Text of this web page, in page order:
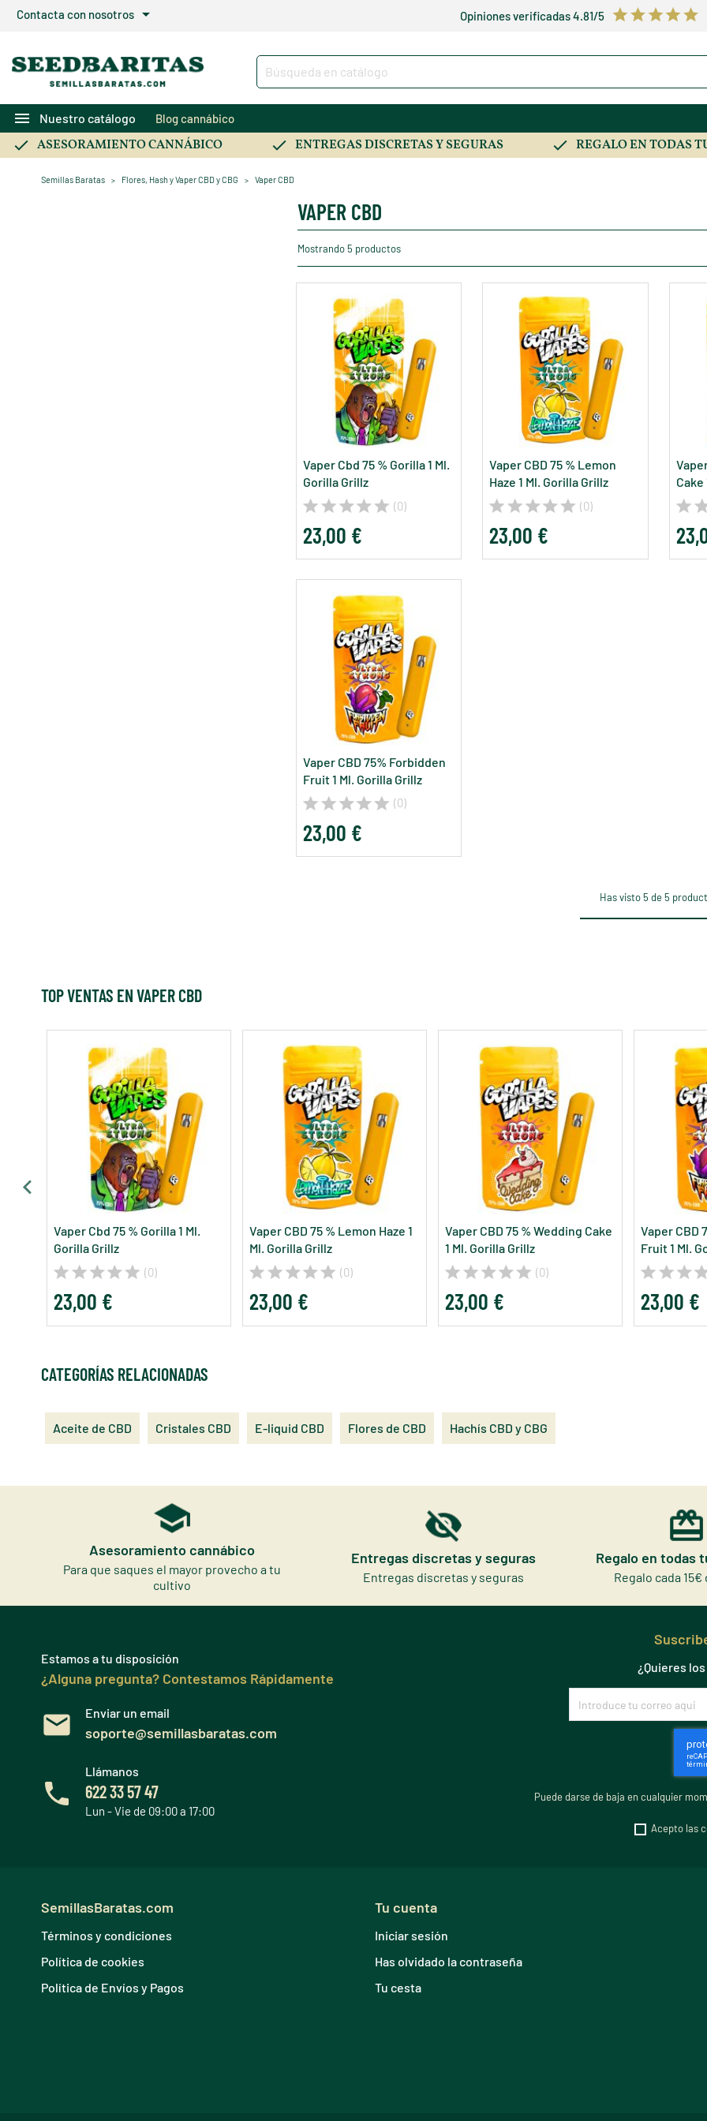
Contacta con nosotros arrow_drop_down Opiniones verificadas 4.81/5
menu Nuestro catálogo Blog cannábico
ASESORAMIENTO CANNÁBICO ENTREGAS DISCRETAS Y SEGURAS REGALO EN TODAS
Semillas Baratas Flores, Hash y Vaper CBD y CBG Vaper CBD
VAPER CBD
Mostrando 5 productos
Vaper Cbd 75 % Gorilla 1 Ml.
Gorilla Grillz
(0)
23,00 €
Vaper CBD 75 % Lemon
Haze 1 Ml. Gorilla Grillz
(0)
23,00 €
Cake
Vaper CBD 75% Forbidden
Fruit 1 Ml. Gorilla Grillz
(0)
23,00 €
Has visto 5 de 5
TOP VENTAS EN VAPER CBD
Vaper Cbd 75 % Gorilla 1 Ml.
Gorilla Grillz
(0)
23,00 €
Vaper CBD 75 % Lemon Haze 1
Ml. Gorilla Grillz
(0)
23,00 €
Vaper CBD 75 % Wedding Cake
1 Ml. Gorilla Grillz
(0)
23,00 €
Vaper CBD
Fruit 1 Ml.
23,00 €
CATEGORÍAS RELACIONADAS
Aceite de CBD Cristales CBD E-liquid CBD Flores de CBD Hachís CBD y CBG
Asesoramiento cannábico
Para que saques el mayor provecho a tu
cultivo
Entregas discretas y seguras
Entregas discretas y seguras
Regalo en todas
Regalo cada
Estamos a tu disposición
¿Alguna pregunta? Contestamos Rápidamente
Enviar un email
soporte@semillasbaratas.com
Llámanos
622 33 57 47
Lun - Vie de 09:00 a 17:00
¿Quieres
Puede darse de baja en cualquier
Acepto las
SemillasBaratas.com
Términos y condiciones
Política de cookies
Política de Envíos y Pagos
Tu cuenta
Iniciar sesión
Has olvidado la contraseña
Tu cesta